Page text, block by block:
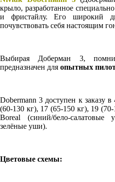
крыло, разработанное
и фристайлу. Его широкий
почувствовать себя настоящим
Выбирая Доберман 3,
предназначен для опытных
Dobermann 3 доступен к заказу
(60-130 кг), 17 (65-150 кг), 19
Boreal (синий/бело-
зелёные уши).
Цветовые схемы: